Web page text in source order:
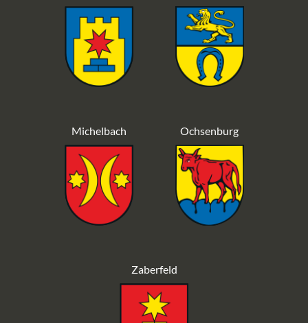
Michelbach Ochsenburg
Zaberfeld